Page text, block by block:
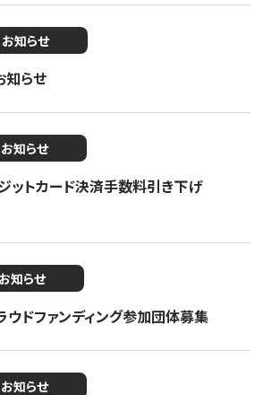
お知らせ
知らせ
お知らせ
ットカード決済手数料引き下げ
お知らせ
ドファンディング参加団体募集
お知らせ